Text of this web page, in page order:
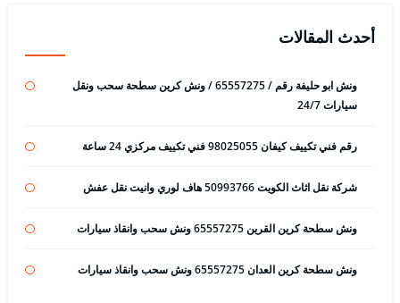
أحدث المقالات
ونش ابو حليفة رقم / 65557275 / ونش كرين سطحة سحب ونقل
سيارات 24/7
رقم فني تكييف كيفان 98025055 فني تكييف مركزي 24 ساعة
شركة نقل اثاث الكويت 50993766 هاف لوري وانيت نقل عفش
ونش سطحة كرين القرين 65557275 ونش سحب وانقاذ سيارات
ونش سطحة كرين العدان 65557275 ونش سحب وانقاذ سيارات